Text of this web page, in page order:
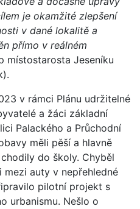
je okamžité zlepšení
v dané lokalitě a
přímo v reálném
místostarosta Jeseníku
v rámci Plánu udržitelné
a žáci základní
Palackého a Průchodní
měli pěší a hlavně
do školy. Chyběl
auty v nepřehledné
pilotní projekt s
urbanismu. Nešlo o